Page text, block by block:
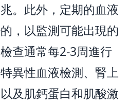
。此外，定期的血液
，以監測可能出現的
查通常每2-3周進行
異性血液檢測、腎上
及肌鈣蛋白和肌酸激